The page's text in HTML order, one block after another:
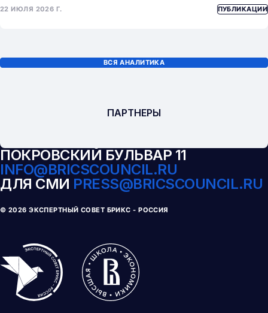
22 ИЮЛЯ 2026 Г. ПУБЛИКАЦИИ
ВСЯ АНАЛИТИКА
ПАРТНЕРЫ
ПОКРОВСКИЙ БУЛЬВАР 11
INFO@BRICSCOUNCIL.RU
ДЛЯ СМИ PRESS@BRICSCOUNCIL.RU
© 2026 ЭКСПЕРТНЫЙ СОВЕТ БРИКС - РОССИЯ